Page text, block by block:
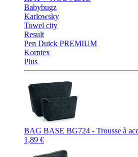
Babybugz
Karlowsky
Towel city
Result
Pen Duick PREMIUM
Korntex
Plus
BAG BASE BG724 - Trousse à
1,89 €